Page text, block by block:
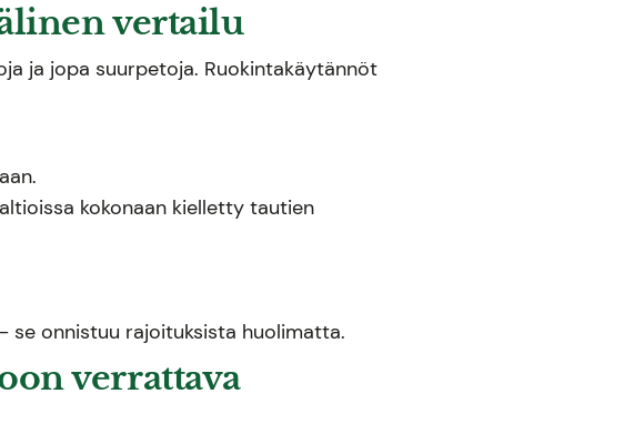
vertailu
ja jopa suurpetoja. Ruokintakäytännöt
kokonaan kielletty tautien
se onnistuu rajoituksista huolimatta.
verrattava